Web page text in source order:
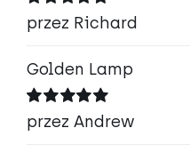
Oceniono5
na 5
przez Richard
Golden Lamp
Oceniono5
na 5
przez Andrew